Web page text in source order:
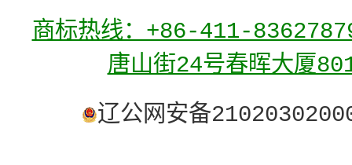
商标热线：+86-411-
唐山街24号春晖大厦
辽公网安备